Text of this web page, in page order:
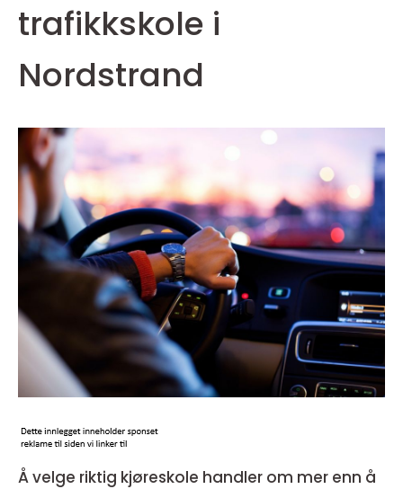
trafikkskole i
Nordstrand
Å velge riktig kjøreskole handler om mer enn å